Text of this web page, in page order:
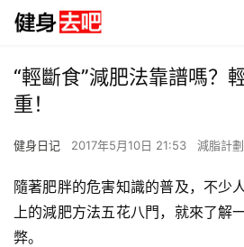
“輕斷食”減肥法靠譜嗎？
重！
健身日记 2017年5月10日 21:53 減脂計劃
隨著肥胖的危害知識的普及，不少
上的減肥方法五花八門，就來了解
弊。